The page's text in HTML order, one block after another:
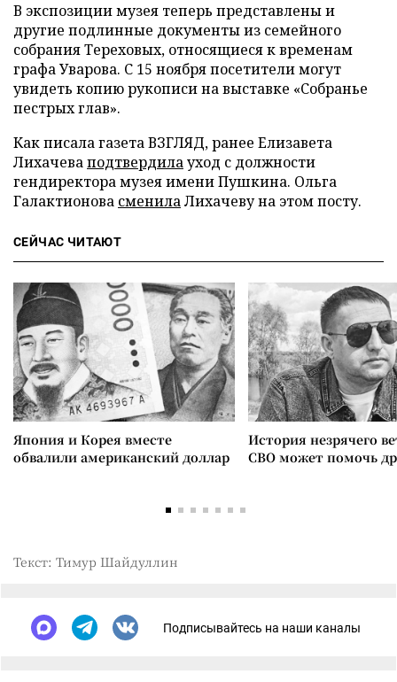
В экспозиции музея теперь представлены и
другие подлинные документы из семейного
собрания Тереховых, относящиеся к временам
графа Уварова. С 15 ноября посетители могут
увидеть копию рукописи на выставке «Собранье
пестрых глав».
Как писала газета ВЗГЛЯД, ранее Елизавета
Лихачеваподтвердилауход с должности
гендиректора музея имени Пушкина. Ольга
Галактионова сменилаЛихачеву на этом посту.
СЕЙЧАС ЧИТАЮТ
Япония и Корея вместе
обвалили американский доллар
История незрячего
СВО может помочь
Текст: Тимур Шайдуллин
Подписывайтесь на наши каналы